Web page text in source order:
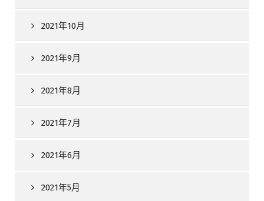
2021年10月
2021年9月
2021年8月
2021年7月
2021年6月
2021年5月